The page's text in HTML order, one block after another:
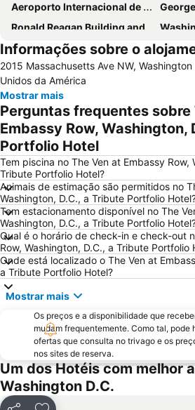
Aeroporto Internacional de Baltimore-Washington Thurgood Marshall
Ronald Reagan Building and International Trade Center
Washington DC
Metro
Informações sobre o
2015 Massachusetts Ave NW,
Unidos da América
Mostrar mais
Perguntas frequentes sobre
Embassy Row, Washington,
Portfolio Hotel
Tem piscina no The Ven at Embassy Row,
Tribute Portfolio Hotel?
Animais de estimação são permitidos no
Washington, D.C., a Tribute Portfolio
Tem estacionamento disponível no The
Washington, D.C., a Tribute Portfolio
Qual é o horário de check-in e check-out
Row, Washington, D.C., a Tribute Portfolio
Onde está localizado o The Ven at
a Tribute Portfolio Hotel?
Mostrar mais
Os preços e a disponibilidade que
mudam frequentemente. Como tal, pode
ofertas que consulta no trivago e os
nos sites de reserva.
Um dos Hotéis com melhor
Washington D.C.